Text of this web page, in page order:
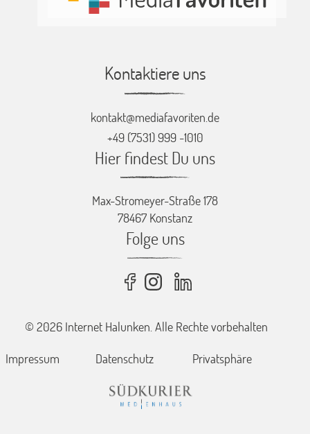
Kontaktiere uns
kontakt@mediafavoriten.de
+49 (7531) 999 -1010
Hier findest Du uns
Max-Stromeyer-Straße 178
78467 Konstanz
Folge uns
© 2026 Internet Halunken. Alle Rechte vorbehalten
Impressum Datenschutz Privatsphäre